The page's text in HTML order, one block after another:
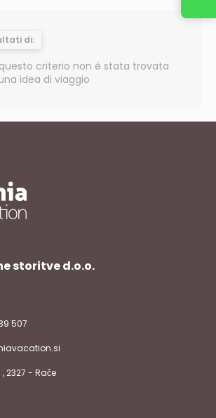
di:
criterio non è stata trovata
idea di viaggio
storitve d.o.o.
507
, 2327 - Rače